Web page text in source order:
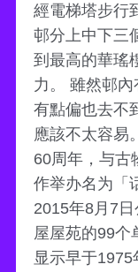
經電梯塔步行
邨分上中下三
到最高的華瑤
力。 雖然邨
有點偏也去不
應該不太容易
60周年，与古
作举办名为「
2015年8月7
屋屋苑的99个
显示早于